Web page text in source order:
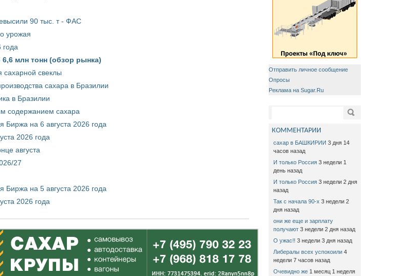
90 тыс. т - ФАС
урожая
года
6,6 млн тонн (обзор рынка)
сахарной свеклы
сахара в Бразилии
в Бразилии
содержанием сахара
на 6 августа 2026 года
2026 года
августа
27
на 5 августа 2026 года
2026 года
Отправить личное сообщение
Опросы
Реклама на Sugar.Ru
Поиск
КОММЕНТАРИИ
сахар в БАШКИРИИ 3 дня 14
часов назад
И только Россия 3 недели 1
день назад
И только Россия 3 недели 2 дня
назад
Так с начала 90-х 3 недели 2
дня назад
они же еще и зарплату
получают 3 недели 2 дня назад
О ужас!! 3 недели 3 дня назад
Либералы всех успокоили 4
недели 7 часов назад
Очевидно же 1 месяц 1 неделя